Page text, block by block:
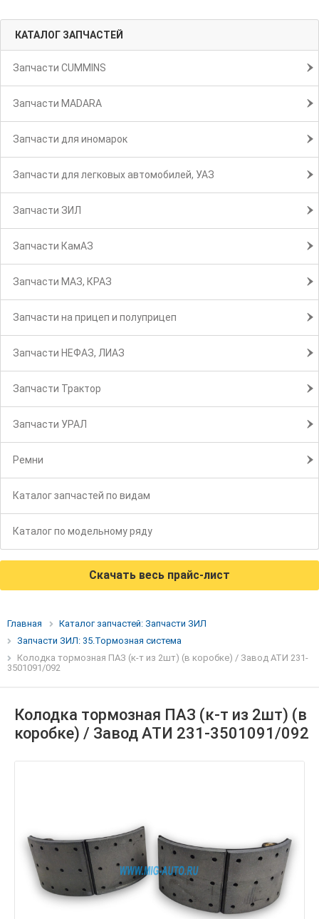
КАТАЛОГ ЗАПЧАСТЕЙ
Запчасти CUMMINS
Запчасти MADARA
Запчасти для иномарок
Запчасти для легковых автомобилей, УАЗ
Запчасти ЗИЛ
Запчасти КамАЗ
Запчасти МАЗ, КРАЗ
Запчасти на прицеп и полуприцеп
Запчасти НЕФАЗ, ЛИАЗ
Запчасти Трактор
Запчасти УРАЛ
Ремни
Каталог запчастей по видам
Каталог по модельному ряду
Скачать весь прайс-лист
Главная
Каталог запчастей: Запчасти ЗИЛ
Запчасти ЗИЛ: 35.Тормозная система
Колодка тормозная ПАЗ (к-т из 2шт) (в коробке) / Завод АТИ 231-
3501091/092
Колодка тормозная ПАЗ (к-т из 2шт) (в
коробке) / Завод АТИ 231-3501091/092